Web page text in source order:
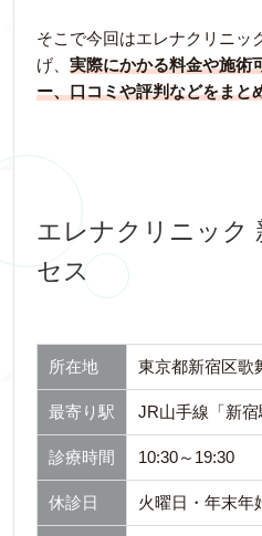
そこで今回はエレナクリニッ
げ、 実際にかかる料金や施術
ー、口コミや評判などをまと
エレナクリニック
セス
所在地 東京都新宿区歌
最寄り駅 JR山手線「新
診療時間 10:30～19:30
休診日 火曜日・年末年